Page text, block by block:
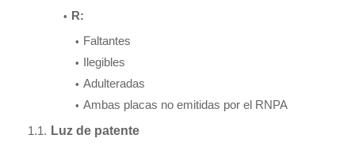
R:
Faltantes
Ilegibles
Adulteradas
Ambas placas no emitidas por el RNPA
Luz de patente